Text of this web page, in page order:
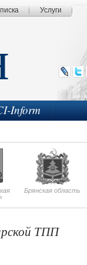
Услуги
Inform
Брянская область
ТПП